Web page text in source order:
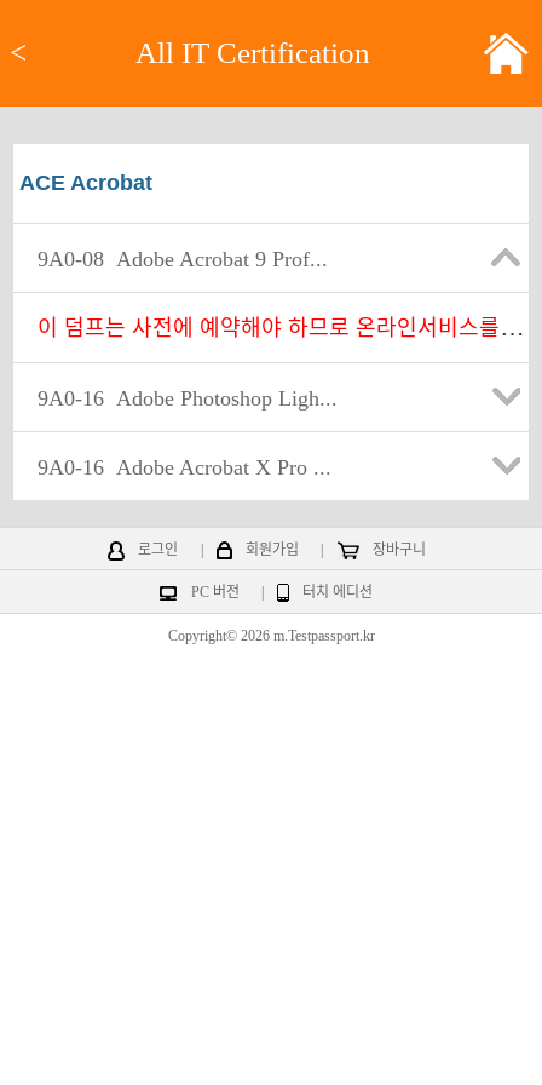
< All IT Certification
ACE Acrobat
9A0-08 Adobe Acrobat 9 Prof...
이
덤프는 사전에 예약해야 하므로 온라인서비스를 찾아주세요.
9A0-16 Adobe Photoshop Ligh...
9A0-16 Adobe Acrobat X Pro ...
로그인 회원가입 장바구니
PC 버전 터치 에디션
Copyright© 2026 m.Testpassport.kr